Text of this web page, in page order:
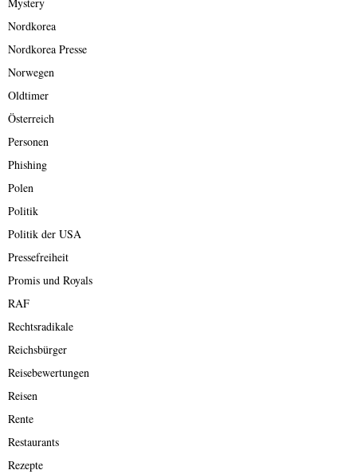
Mystery
Nordkorea
Nordkorea Presse
Norwegen
Oldtimer
Österreich
Personen
Phishing
Polen
Politik
Politik der USA
Pressefreiheit
Promis und Royals
RAF
Rechtsradikale
Reichsbürger
Reisebewertungen
Reisen
Rente
Restaurants
Rezepte